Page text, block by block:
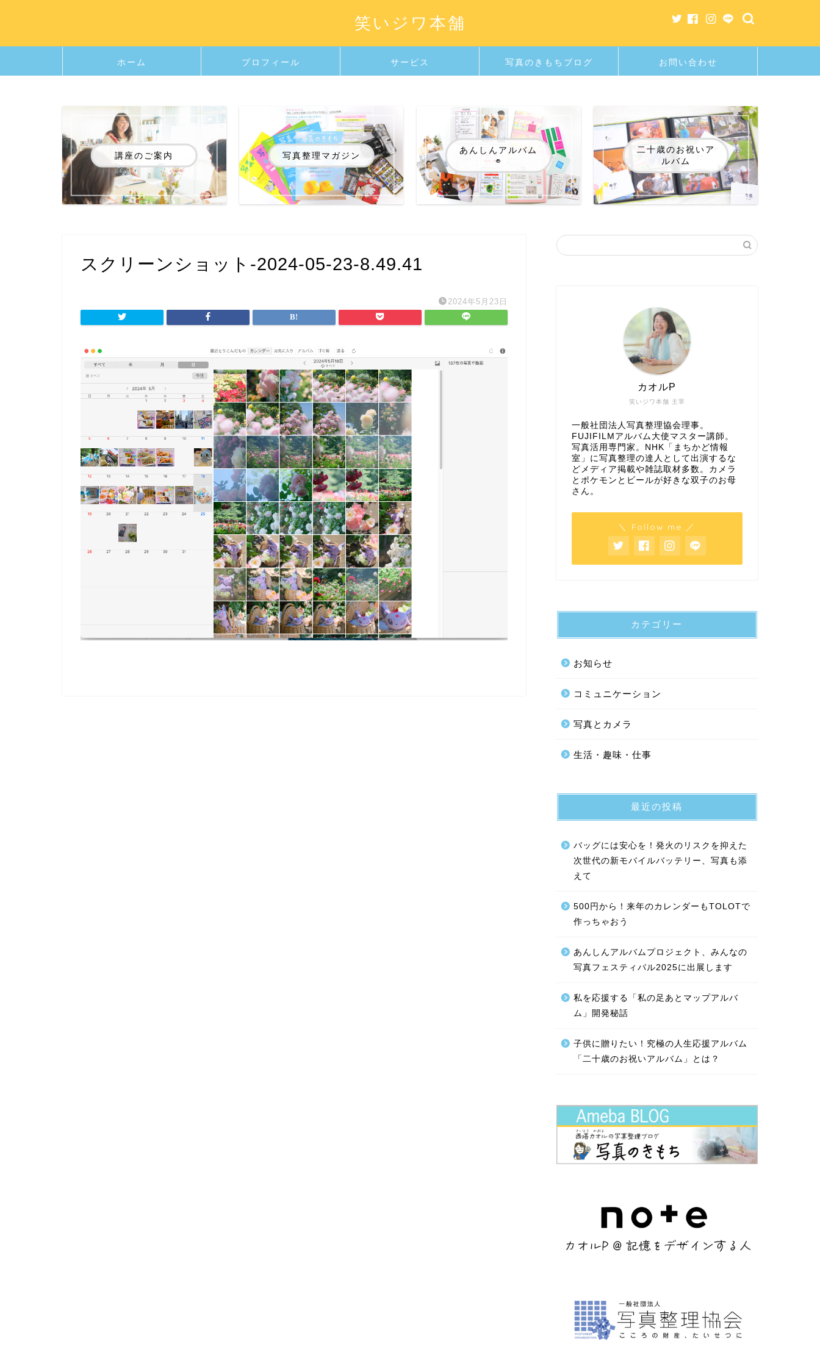
笑いジワ本舗
ホーム プロフィール サービス 写真のきもちブログ お問い合わせ
講座のご案内 写真整理マガジン
あんしんアルバム
®️
二十歳のお祝いア
ルバム
スクリーンショット-2024-05-23-8.49.41
2024年5月23日
笑いジワ本舗 主宰
カオルP
一般社団法人写真整理協会理事。
FUJIFILMアルバム大使マスター講師。
写真活用専門家。NHK「まちかど情報
室」に写真整理の達人として出演するな
どメディア掲載や雑誌取材多数。カメラ
とポケモンとビールが好きな双子のお母
さん。
＼ Follow me ／
カテゴリー
お知らせ
コミュニケーション
写真とカメラ
生活・趣味・仕事
最近の投稿
バッグには安心を！発火のリスクを抑えた
次世代の新モバイルバッテリー、写真も添
えて
500円から！来年のカレンダーもTOLOTで
作っちゃおう
あんしんアルバムプロジェクト、みんなの
写真フェスティバル2025に出展します
私を応援する「私の足あとマップアルバ
ム」開発秘話
子供に贈りたい！究極の人生応援アルバム
「二十歳のお祝いアルバム」とは？